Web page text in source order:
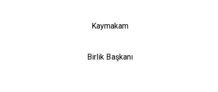
Kaymakam
Birlik Başkanı